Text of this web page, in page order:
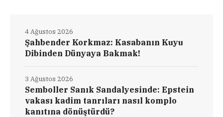
Şahbender Korkmaz: Kasabanın Kuyu
Dibinden Dünyaya Bakmak!
4 Ağustos 2026
Semboller Sanık Sandalyesinde: Epstein
vakası kadim tanrıları nasıl komplo
kanıtına dönüştürdü?
3 Ağustos 2026